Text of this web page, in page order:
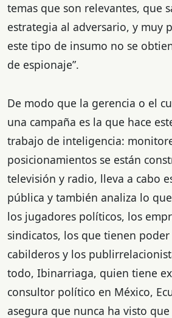
temas que son relevantes, que
estrategia al adversario, y muy
este tipo de insumo no se
de espionaje”.
De modo que la gerencia o el
una campaña es la que hace
trabajo de inteligencia:
posicionamientos se están
televisión y radio, lleva a cabo
pública y también analiza lo
los jugadores políticos, los
sindicatos, los que tienen
cabilderos y los
todo, Ibinarriaga, quien tiene
consultor político en México,
asegura que nunca ha visto